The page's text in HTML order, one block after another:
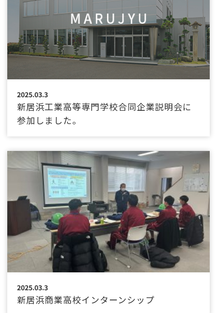
2025.03.3
新居浜工業高等専門学校合同企業説明会に
参加しました。
2025.03.3
新居浜商業高校インターンシップ